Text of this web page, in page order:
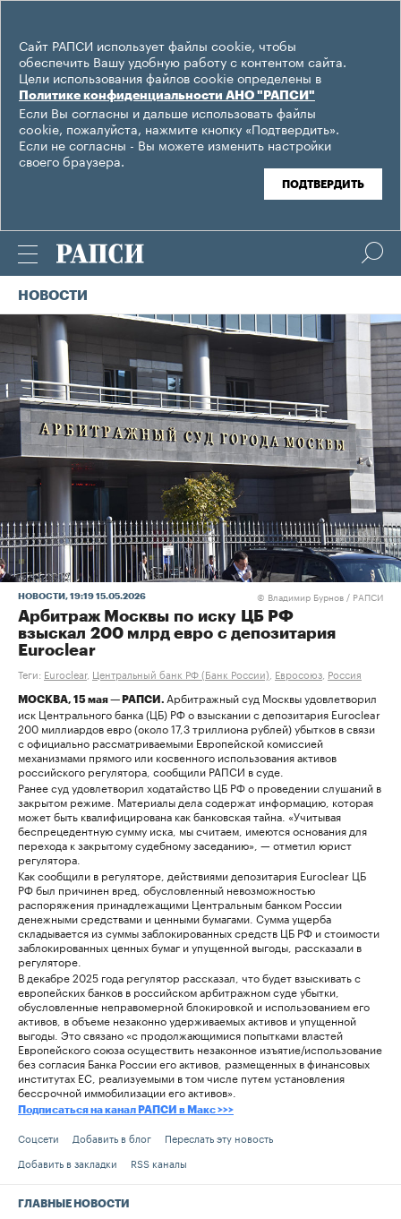
Сайт РАПСИ использует файлы cookie, чтобы
обеспечить Вашу удобную работу с контентом сайта.
Цели использования файлов cookie определены в
Политике конфиденциальности АНО "РАПСИ"
Если Вы согласны и дальше использовать файлы
cookie, пожалуйста, нажмите кнопку «Подтвердить».
Если не согласны - Вы можете изменить настройки
своего браузера.
ПОДТВЕРДИТЬ
НОВОСТИ
НОВОСТИ , 19:19 15.05.2026 © Владимир Бурнов / РАПСИ
Арбитраж Москвы по иску ЦБ РФ
взыскал 200 млрд евро с депозитария
Euroclear
Теги: Euroclear, Центральный банк РФ (Банк России) Евросоюз Россия
МОСКВА, 15 мая — РАПСИ. Арбитражный суд Москвы удовлетворил
иск Центрального банка (ЦБ) РФ о взыскании с депозитария Euroclear
200 миллиардов евро (около 17,3 триллиона рублей) убытков в связи
с официально рассматриваемыми Европейской комиссией
механизмами прямого или косвенного использования активов
российского регулятора, сообщили РАПСИ в суде.
Ранее суд удовлетворил ходатайство ЦБ РФ о проведении слушаний в
закрытом режиме. Материалы дела содержат информацию, которая
может быть квалифицирована как банковская тайна. «Учитывая
беспрецедентную сумму иска, мы считаем, имеются основания для
перехода к закрытому судебному заседанию», — отметил юрист
регулятора.
Как сообщили в регуляторе, действиями депозитария Euroclear ЦБ
РФ был причинен вред, обусловленный невозможностью
распоряжения принадлежащими Центральным банком России
денежными средствами и ценными бумагами. Сумма ущерба
складывается из суммы заблокированных средств ЦБ РФ и стоимости
заблокированных ценных бумаг и упущенной выгоды, рассказали в
регуляторе.
В декабре 2025 года регулятор рассказал, что будет взыскивать с
европейских банков в российском арбитражном суде убытки,
обусловленные неправомерной блокировкой и использованием его
активов, в объеме незаконно удерживаемых активов и упущенной
выгоды. Это связано «с продолжающимися попытками властей
Европейского союза осуществить незаконное изъятие/использование
без согласия Банка России его активов, размещенных в финансовых
институтах ЕС, реализуемыми в том числе путем установления
бессрочной иммобилизации его активов».
Подписаться на канал РАПСИ в Mакс >>>
Соцсети Добавить в блог
Переслать эту новость
Добавить в закладки
RSS каналы
ГЛАВНЫЕ НОВОСТИ